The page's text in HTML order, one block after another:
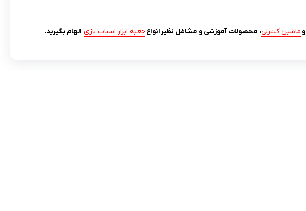
و ماشین کنترلی، محصولات آموزشی و مشاغل نظیر انواعجعبه ابزار اسباب بازی الهام بگیرید.